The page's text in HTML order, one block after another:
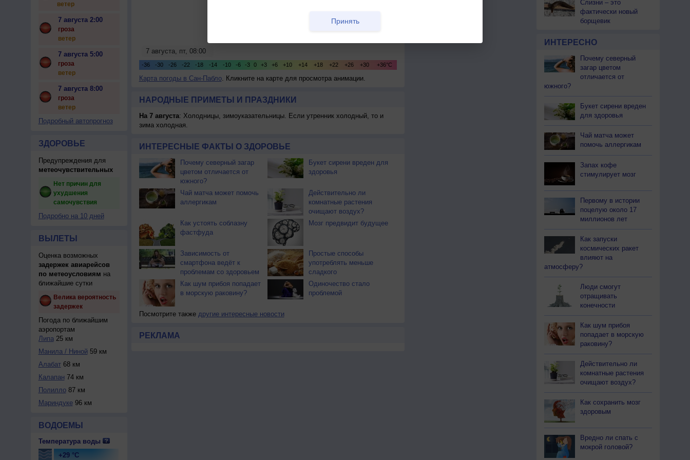
ветер
7 августа 2:00
гроза
ветер
7 августа 5:00
гроза
ветер
7 августа 8:00
гроза
ветер
Подробный автопрогноз
ЗДОРОВЬЕ
Предупреждения для
метеочувствительных
Нет причин для
ухудшения
самочувствия
Подробно на 10 дней
ВЫЛЕТЫ
Оценка возможных
задержек авиарейсов
по метеоусловиям на
ближайшие сутки
Велика вероятность
задержек
Погода по ближайшим
аэропортам
Липа25 км
Манила / Ниной 59 км
Алабат68 км
Калапан 74 км
Полилло87 км
Мариндуке96 км
ВОДОЕМЫ
Температура воды
+29 °C
Карта погоды в Сан-Пабло. Кликните на карте для просмотра анимации.
НАРОДНЫЕ ПРИМЕТЫ И ПРАЗДНИКИ
На 7 августа: Холодницы, зимоуказательницы. Если утренник холодный, то и
зима холодная.
ИНТЕРЕСНЫЕ ФАКТЫ О ЗДОРОВЬЕ
Почему северный загар
цветом отличается от
южного?
Букет сирени вреден для
здоровья
Чай матча может помочь
аллергикам
Действительно ли
комнатные растения
очищают воздух?
Как устоять соблазну
фастфуда
Мозг предвидит будущее
Зависимость от
смартфона ведёт к
проблемам со здоровьем
Простые способы
употреблять меньше
сладкого
Как шум прибоя попадает
в морскую раковину?
Одиночество стало
проблемой
Посмотрите также другие интересные новости
РЕКЛАМА
Слизни – это
фактически новый
борщевик
ИНТЕРЕСНО
Почему северный
загар цветом
отличается от
южного?
Букет сирени вреден
для здоровья
Чай матча может
помочь аллергикам
Запах кофе
стимулирует мозг
Первому в истории
поцелую около 17
миллионов лет
Как запуски
космических ракет
влияют на
атмосферу?
Люди смогут
отращивать
конечности
Как шум прибоя
попадает в морскую
раковину?
Действительно ли
комнатные растения
очищают воздух?
Как сохранить мозг
здоровым
Вредно ли спать с
мокрой головой?
Принять